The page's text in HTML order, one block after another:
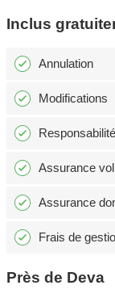
Inclus
Annulation
Modifications
Assurance vol
Assurance
Frais de
Près de Deva